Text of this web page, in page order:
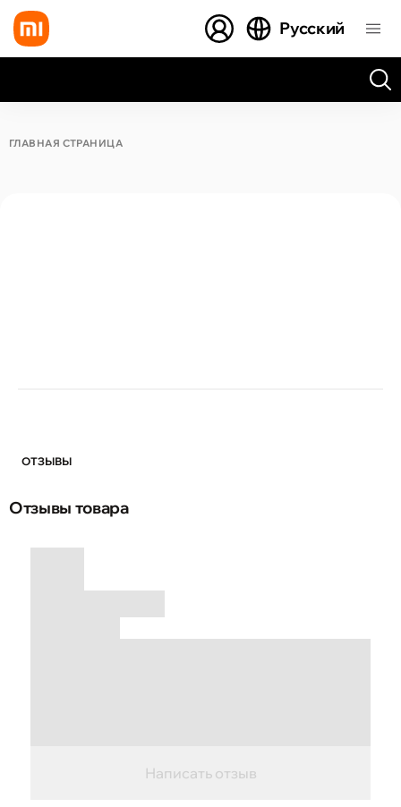
Русский
ГЛАВНАЯ СТРАНИЦА
ОТЗЫВЫ
Отзывы товара
Написать отзыв